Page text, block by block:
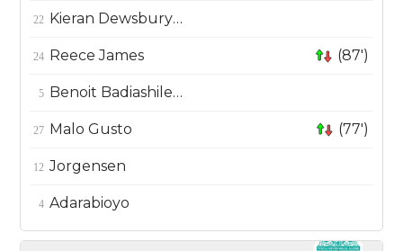
22 Kieran Dewsbury-Hall
24 Reece James (87')
5 Benoit Badiashile Mukinayi
27 Malo Gusto (77')
12 Jorgensen
4 Adarabioyo